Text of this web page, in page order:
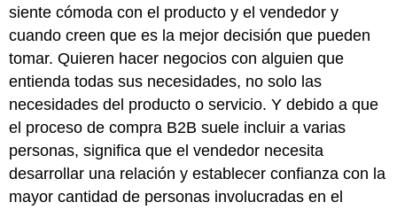
siente cómoda con el producto y el vendedor y
cuando creen que es la mejor decisión que pueden
tomar. Quieren hacer negocios con alguien que
entienda todas sus necesidades, no solo las
necesidades del producto o servicio. Y debido a que
el proceso de compra B2B suele incluir a varias
personas, significa que el vendedor necesita
desarrollar una relación y establecer confianza con la
mayor cantidad de personas involucradas en el